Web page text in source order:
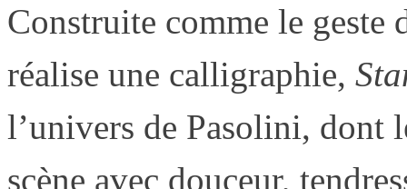
Construite comme le geste
réalise une calligraphie,
l’univers de Pasolini, dont
scène avec douceur,